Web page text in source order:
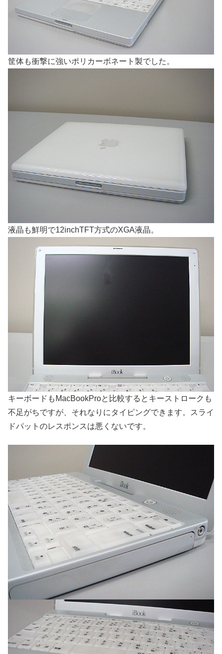
筐体も衝撃に強いポリカーボネート製でした。
液晶も鮮明で12inchTFT方式のXGA液晶。
キーボードもMacBookProと比較するとキーストロークも
不足がちですが、それなりにタイピングできます。スライ
ドパットのレスポンスは悪くないです。